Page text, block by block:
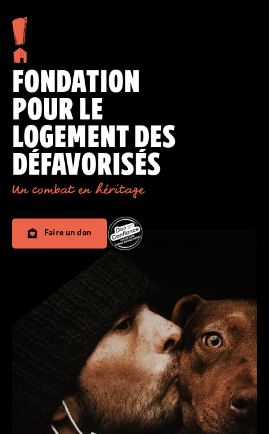
FONDATION
POUR LE
LOGEMENT DES
DÉFAVORISÉS
Un combat en héritage
Faire un don